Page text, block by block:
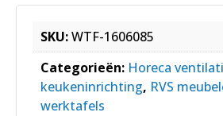
SKU:WTF-1606085
Categorieën: Horeca
keukeninrichting, RVS
werktafels